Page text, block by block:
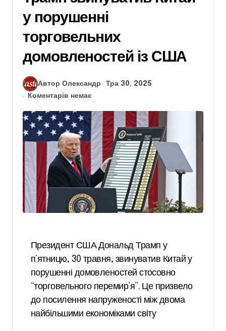
у порушенні
торговельних
домовленостей із США
Автор Олександр
Тра 30, 2025
Коментарів немає
Президент США Дональд Трамп у
п’ятницю, 30 травня, звинуватив Китай у
порушенні домовленостей стосовно
“торговельного перемир’я”. Це призвело
до посилення напруженості між двома
найбільшими економіками світу